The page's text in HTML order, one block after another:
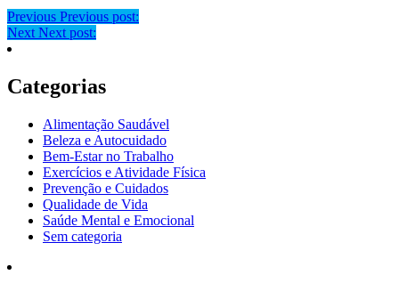
Previous Previous post:
Next Next post:
Categorias
Alimentação Saudável
Beleza e Autocuidado
Bem-Estar no Trabalho
Exercícios e Atividade Física
Prevenção e Cuidados
Qualidade de Vida
Saúde Mental e Emocional
Sem categoria